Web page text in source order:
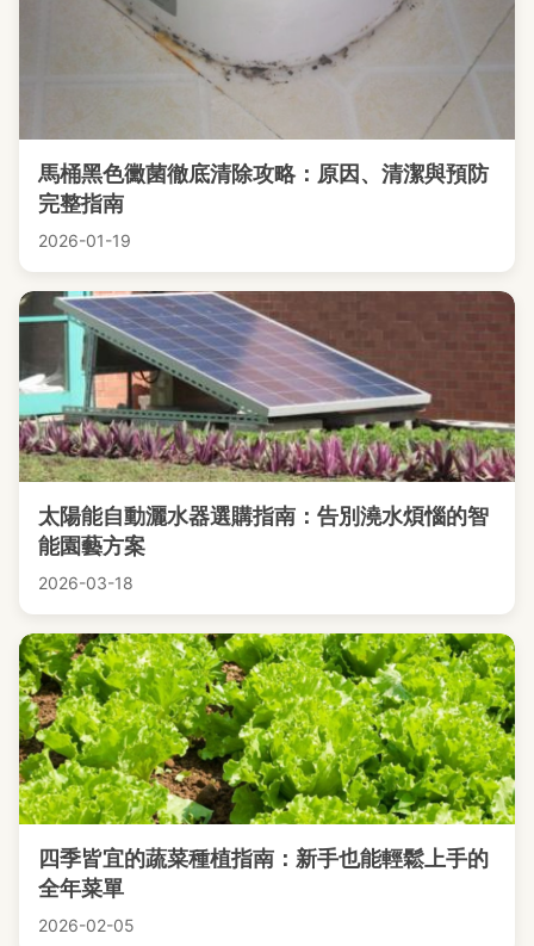
馬桶黑色黴菌徹底清除攻略：原因、清潔與預防
完整指南
2026-01-19
太陽能自動灑水器選購指南：告別澆水煩惱的智
能園藝方案
2026-03-18
四季皆宜的蔬菜種植指南：新手也能輕鬆上手的
全年菜單
2026-02-05